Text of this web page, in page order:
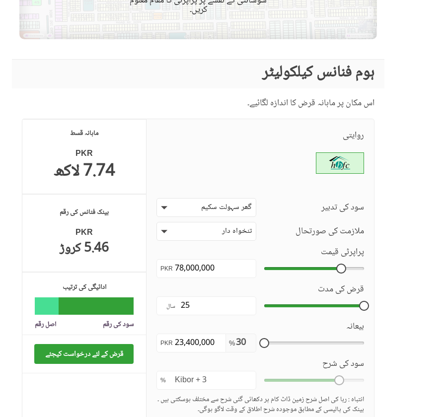
مزید خصوصیات دیکھ بھال کا عملہ حفاظتی عملہ معذوروں کے لئے سہولیات
کریں۔
ہوم فنانس کیلکولیٹر
اس مکان پر ماہانہ قرض کا اندازہ لگائیے۔
روایتی
سود کی تدبیر گھر سہولت سکیم
ملازمت کی صورتحال تنخواہ دار
پراپرٹی قیمت
PKR
قرض کی مدت
سال
بیعانہ
%
PKR
سود کی شرح
%
انتباہ : ربا کی اصل شرح زمین ڈاٹ کام پر دکھائی گئی شرح سے مختلف ہوسکتی ہیں ۔
بینک کی پالیسی کے مطابق موجودہ شرح اطلاق کے وقت لاگو ہوگی۔
ماہانہ قسط
PKR
7.74 لاکھ
بینک فنانس کی رقم
PKR
5.46 کروڑ
ادائیگی کی ترتیب
سود کی رقم اصل رقم
قرض کے لئے درخواست کیجئے